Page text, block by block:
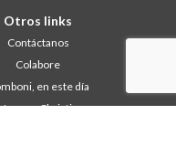
Otros links
Contáctanos
Colabore
en este día
In pace Christi